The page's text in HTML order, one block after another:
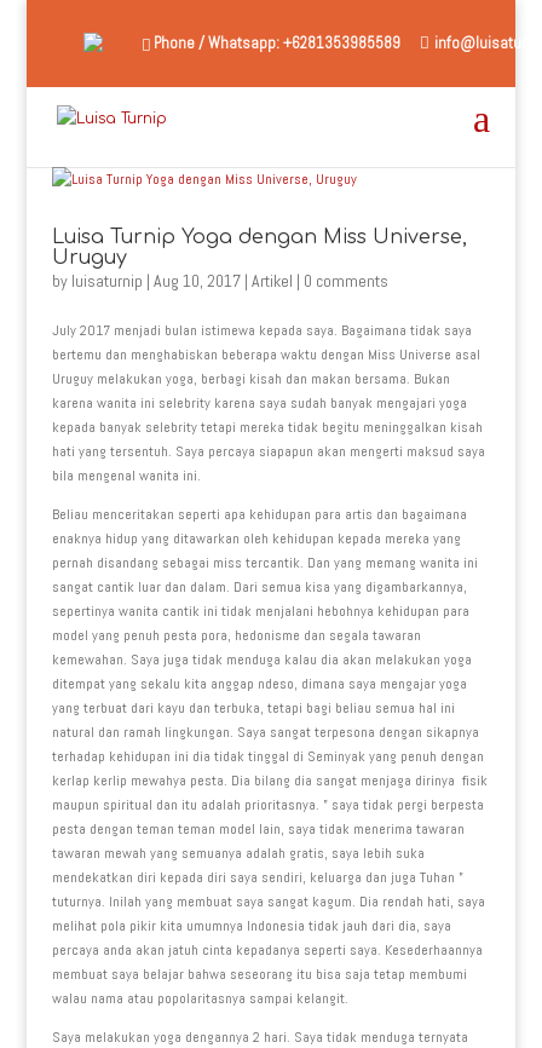
Phone / Whatsapp: +6281353985589
Luisa Turnip Yoga dengan Miss Universe,
Uruguy
by luisaturnip | Aug 10, 2017| Artikel | 0 comments
July 2017 menjadi bulan istimewa kepada saya. Bagaimana tidak saya
bertemu dan menghabiskan beberapa waktu dengan Miss Universe asal
Uruguy melakukan yoga, berbagi kisah dan makan bersama. Bukan
karena wanita ini selebrity karena saya sudah banyak mengajari yoga
kepada banyak selebrity tetapi mereka tidak begitu meninggalkan kisah
hati yang tersentuh. Saya percaya siapapun akan mengerti maksud saya
bila mengenal wanita ini.
Beliau menceritakan seperti apa kehidupan para artis dan bagaimana
enaknya hidup yang ditawarkan oleh kehidupan kepada mereka yang
pernah disandang sebagai miss tercantik. Dan yang memang wanita ini
sangat cantik luar dan dalam. Dari semua kisa yang digambarkannya,
sepertinya wanita cantik ini tidak menjalani hebohnya kehidupan para
model yang penuh pesta pora, hedonisme dan segala tawaran
kemewahan. Saya juga tidak menduga kalau dia akan melakukan yoga
ditempat yang sekalu kita anggap ndeso, dimana saya mengajar yoga
yang terbuat dari kayu dan terbuka, tetapi bagi beliau semua hal ini
natural dan ramah lingkungan. Saya sangat terpesona dengan sikapnya
terhadap kehidupan ini dia tidak tinggal di Seminyak yang penuh dengan
kerlap kerlip mewahya pesta. Dia bilang dia sangat menjaga dirinya fisik
maupun spiritual dan itu adalah prioritasnya. ” saya tidak pergi berpesta
pesta dengan teman teman model lain, saya tidak menerima tawaran
tawaran mewah yang semuanya adalah gratis, saya lebih suka
mendekatkan diri kepada diri saya sendiri, keluarga dan juga Tuhan ”
tuturnya. Inilah yang membuat saya sangat kagum. Dia rendah hati, saya
melihat pola pikir kita umumnya Indonesia tidak jauh dari dia, saya
percaya anda akan jatuh cinta kepadanya seperti saya. Kesederhaannya
membuat saya belajar bahwa seseorang itu bisa saja tetap membumi
walau nama atau popolaritasnya sampai kelangit.
Saya melakukan yoga dengannya 2 hari. Saya tidak menduga ternyata